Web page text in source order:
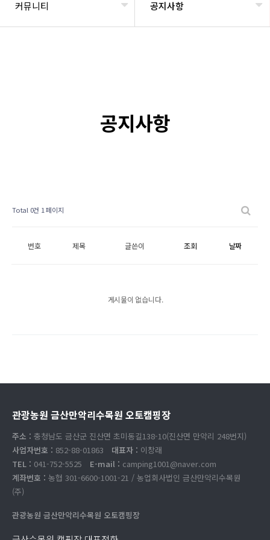
커뮤니티 공지사항
공지사항
Total 0건 1 페이지
번호 제목 글쓴이 조회 날짜
게시물이 없습니다.
관광농원 금산만악리수목원 오토캠핑장
주소 : 충청남도 금산군 진산면 초미동길138-10(진산면 만악리 248번지)
사업자번호 : 852-88-01863 대표자 : 이창래
TEL : 041-752-5525 E-mail : camping1001@naver.com
계좌번호 : 농협 301-6600-1001-21 / 농업회사법인 금산만악리수목원
(주)
관광농원 금산만악리수목원 오토캠핑장